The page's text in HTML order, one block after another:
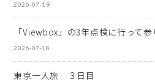
2026-07-19
「Viewbox」の3年点検に行って参
2026-07-18
東京一人旅 ３日目